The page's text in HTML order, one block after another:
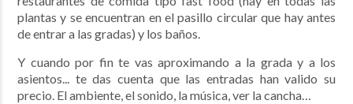
plantas y se encuentran en el pasillo circular que hay antes
de entrar a las gradas) y los baños.
Y cuando por fin te vas aproximando a la grada y a los
asientos... te das cuenta que las entradas han valido su
precio. El ambiente, el sonido, la música, ver la cancha…